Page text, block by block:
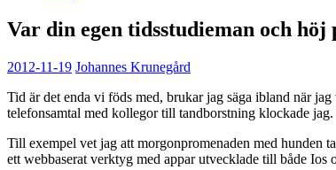
Var din egen tidsstudieman och
2012-11-19 Johannes Krunegård
Tid är det enda vi föds med, brukar jag säga ibland när
telefonsamtal med kollegor till tandborstning klockade
Till exempel vet jag att morgonpromenaden med hunden
ett webbaserat verktyg med appar utvecklade till både Ios